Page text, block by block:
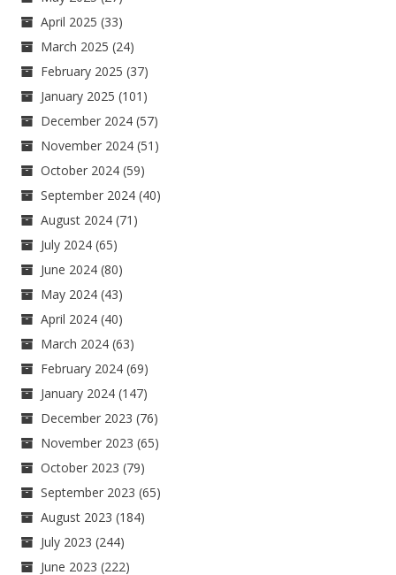
April 2025 (33)
March 2025 (24)
February 2025 (37)
January 2025 (101)
December 2024 (57)
November 2024 (51)
October 2024 (59)
September 2024 (40)
August 2024 (71)
July 2024 (65)
June 2024 (80)
May 2024 (43)
April 2024 (40)
March 2024 (63)
February 2024 (69)
January 2024 (147)
December 2023 (76)
November 2023 (65)
October 2023 (79)
September 2023 (65)
August 2023 (184)
July 2023 (244)
June 2023 (222)